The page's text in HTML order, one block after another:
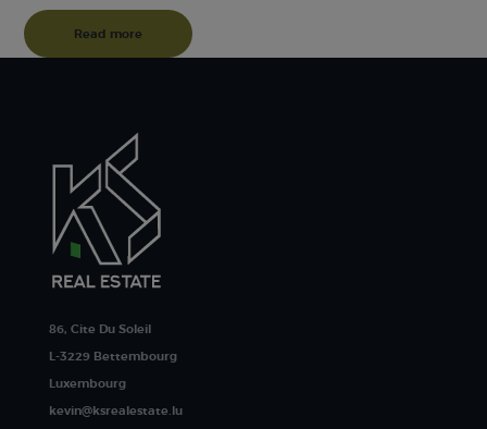
Read more
86, Cite Du Soleil
L-3229 Bettembourg
Luxembourg
kevin@ksrealestate.lu